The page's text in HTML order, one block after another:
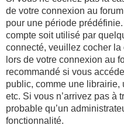
de votre connexion au
pour une période
compte soit utilisé par
connecté, veuillez cocher
lors de votre connexion au
recommandé si vous
public, comme une librairie,
etc. Si vous n’arrivez pas à
probable qu’un
fonctionnalité.